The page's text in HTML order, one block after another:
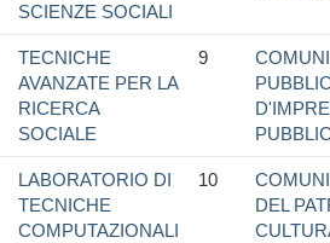
SCIENZE SOCIALI
TECNICHE
AVANZATE PER LA
RICERCA
SOCIALE
9
LABORATORIO DI
TECNICHE
COMPUTAZIONALI
10
DEL